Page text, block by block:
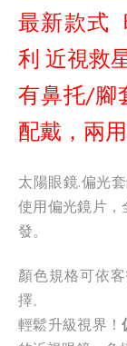
最新款式
利 近視救
有鼻托/腳
配戴，兩
太陽眼鏡.偏光套
使用偏光鏡片，
發。
顏色規格可依
擇。
輕鬆升級視界！